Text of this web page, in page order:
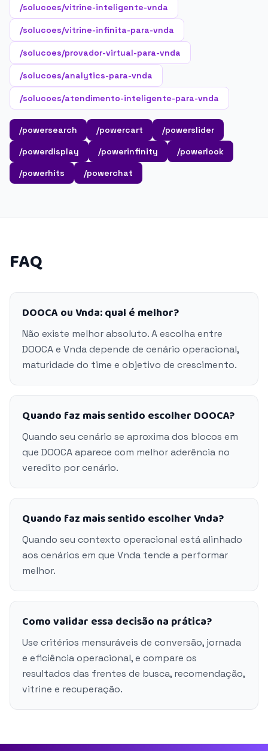
/solucoes/vitrine-inteligente-vnda
/solucoes/vitrine-infinita-para-vnda
/solucoes/provador-virtual-para-vnda
/solucoes/analytics-para-vnda
/solucoes/atendimento-inteligente-para-vnda
/powersearch /powercart
/powerslider
/powerdisplay
/powerinfinity
/powerlook
/powerhits
/powerchat
FAQ
DOOCA ou Vnda: qual é melhor?
Não existe melhor absoluto. A escolha entre
DOOCA e Vnda depende de cenário operacional,
maturidade do time e objetivo de crescimento.
Quando faz mais sentido escolher DOOCA?
Quando seu cenário se aproxima dos blocos em
que DOOCA aparece com melhor aderência no
veredito por cenário.
Quando faz mais sentido escolher Vnda?
Quando seu contexto operacional está alinhado
aos cenários em que Vnda tende a performar
melhor.
Como validar essa decisão na prática?
Use critérios mensuráveis de conversão, jornada
e eficiência operacional, e compare os
resultados das frentes de busca, recomendação,
vitrine e recuperação.